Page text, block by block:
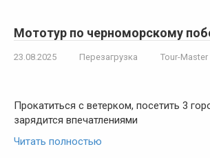
Мототур по черноморскому
23.08.2025 Перезагрузка Tour-Master
Прокатиться с ветерком, посетить 3
зарядится впечатлениями
Читать полностью